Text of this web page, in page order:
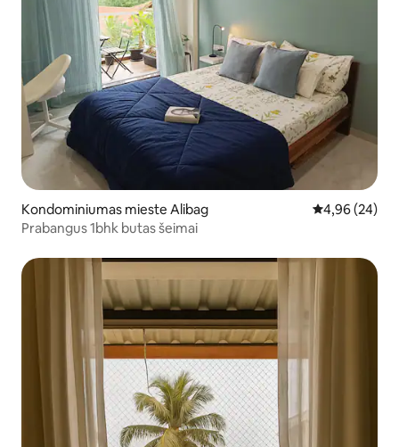
Kondominiumas mieste Alibag Vidutinis
4,96 (24)
Prabangus 1bhk butas šeimai